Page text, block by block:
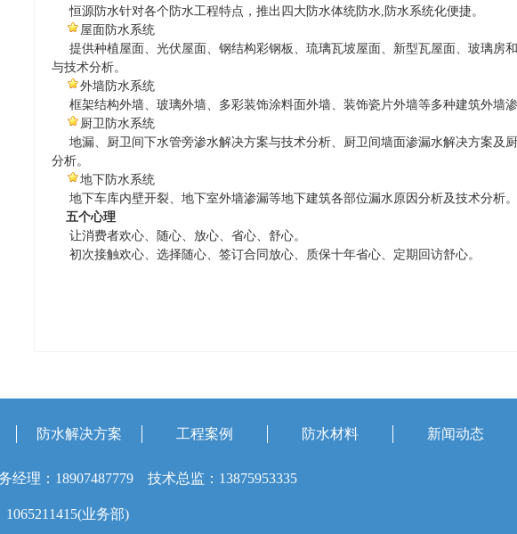
恒源防水针对各个防水工程特点，推出四大防水体统防水,防水系统化便捷。
屋面防水系统
提供种植屋面、光伏屋面、钢结构彩钢板、琉璃瓦坡屋面、新型瓦屋面、玻璃房
与技术分析。
外墙防水系统
框架结构外墙、玻璃外墙、多彩装饰涂料面外墙、装饰瓷片外墙等多种建筑外墙渗
厨卫防水系统
地漏、厨卫间下水管旁渗水解决方案与技术分析、厨卫间墙面渗漏水解决方案及
分析。
地下防水系统
地下车库内壁开裂、地下室外墙渗漏等地下建筑各部位漏水原因分析及技术分析。
五个心理
让消费者欢心、随心、放心、省心、舒心。
初次接触欢心、选择随心、签订合同放心、质保十年省心、定期回访舒心。
防水解决方案 工程案例 防水材料 新闻动态
经理：18907487779 技术总监：13875953335
业务部)